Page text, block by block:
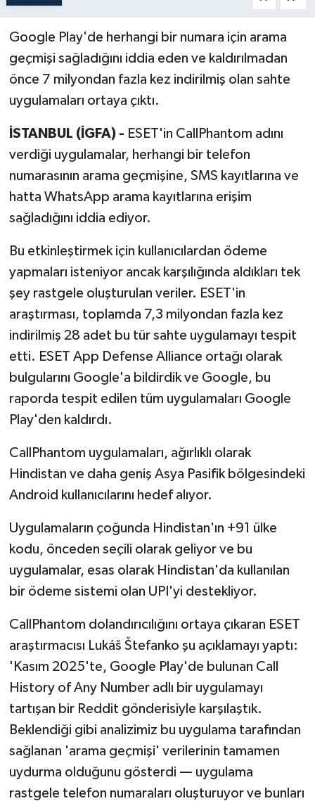
Google Play'de herhangi bir numara için arama
geçmişi sağladığını iddia eden ve kaldırılmadan
önce 7 milyondan fazla kez indirilmiş olan sahte
uygulamaları ortaya çıktı.
İSTANBUL (İGFA) - ESET'in CallPhantom adını
verdiği uygulamalar, herhangi bir telefon
numarasının arama geçmişine, SMS kayıtlarına ve
hatta WhatsApp arama kayıtlarına erişim
sağladığını iddia ediyor.
Bu etkinleştirmek için kullanıcılardan ödeme
yapmaları isteniyor ancak karşılığında aldıkları tek
şey rastgele oluşturulan veriler. ESET'in
araştırması, toplamda 7,3 milyondan fazla kez
indirilmiş 28 adet bu tür sahte uygulamayı tespit
etti. ESET App Defense Alliance ortağı olarak
bulgularını Google'a bildirdik ve Google, bu
raporda tespit edilen tüm uygulamaları Google
Play'den kaldırdı.
CallPhantom uygulamaları, ağırlıklı olarak
Hindistan ve daha geniş Asya Pasifik bölgesindeki
Android kullanıcılarını hedef alıyor.
Uygulamaların çoğunda Hindistan'ın +91 ülke
kodu, önceden seçili olarak geliyor ve bu
uygulamalar, esas olarak Hindistan'da kullanılan
bir ödeme sistemi olan UPI'yi destekliyor.
CallPhantom dolandırıcılığını ortaya çıkaran ESET
araştırmacısı Lukáš Štefanko şu açıklamayı yaptı:
'Kasım 2025'te, Google Play'de bulunan Call
History of Any Number adlı bir uygulamayı
tartışan bir Reddit gönderisiyle karşılaştık.
Beklendiği gibi analizimiz bu uygulama tarafından
sağlanan 'arama geçmişi' verilerinin tamamen
uydurma olduğunu gösterdi — uygulama
rastgele telefon numaraları oluşturuyor ve bunları